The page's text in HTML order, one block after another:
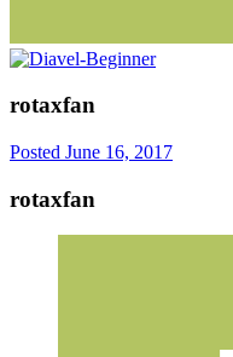
rotaxfan
Posted June 16, 2017
rotaxfan